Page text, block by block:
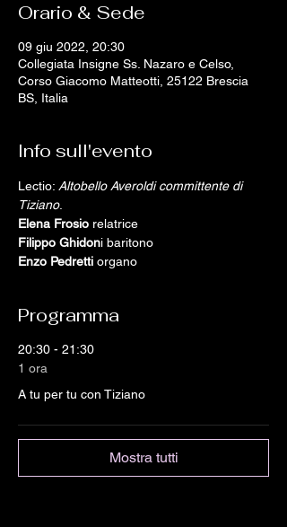
Orario & Sede
09 giu 2022, 20:30
Collegiata Insigne Ss. Nazaro e Celso,
Corso Giacomo Matteotti, 25122 Brescia
BS, Italia
Info sull'evento
Lectio: Altobello Averoldi committente di
Tiziano.
Elena Frosio relatrice
Filippo Ghidoni baritono
Enzo Pedretti organo
Programma
20:30 - 21:30
1 ora
A tu per tu con Tiziano
Mostra tutti